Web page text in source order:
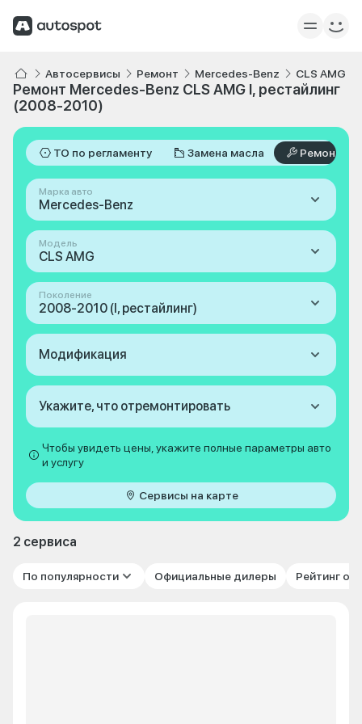
Автосервисы Ремонт Mercedes-Benz CLS AMG
Ремонт Mercedes-Benz CLS AMG I, рестайлинг
(2008-2010)
ТО по регламенту Замена масла Ремонт
Марка авто
Mercedes-Benz
Модель
CLS AMG
Поколение
2008-2010 (I, рестайлинг)
Модификация
Укажите, что отремонтировать
Чтобы увидеть цены, укажите полные параметры авто
и услугу
Сервисы на карте
2 сервиса
По популярности Официальные дилеры Рейтинг